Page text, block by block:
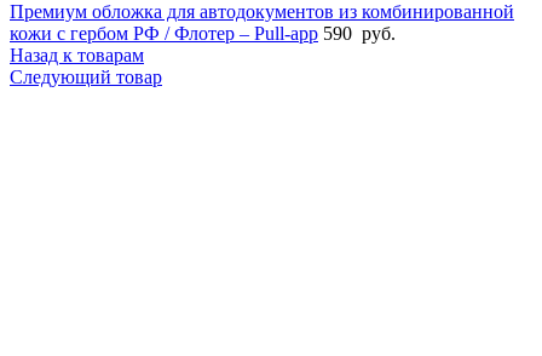
Премиум обложка для автодокументов из комбинированной
кожи с гербом РФ / Флотер – Pull-app 590 руб.
Назад к товарам
Следующий товар